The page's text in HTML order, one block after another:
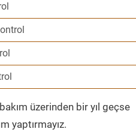
üzerinden bir yıl geçse
yaptırmayız.